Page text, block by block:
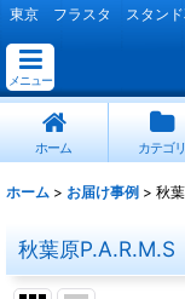
東京 フラスタ スタン
メニュー
ホーム カテゴリ
ホーム > お届け事例 > 秋
秋葉原